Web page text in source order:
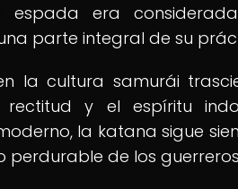
espada era
parte integral de su
la cultura samurái
rectitud y el espíritu
la katana sigue
de los